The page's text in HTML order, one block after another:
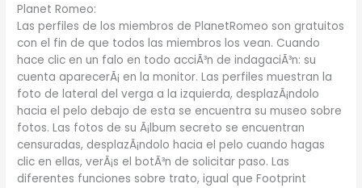
Planet Romeo:
Las perfiles de los miembros de PlanetRomeo son gratuitos
con el fin de que todos las miembros los vean. Cuando
hace clic en un falo en todo acciÃ³n de indagaciÃ³n: su
cuenta aparecerÃ¡ en la monitor. Las perfiles muestran la
foto de lateral del verga a la izquierda, desplazÃ¡ndolo
hacia el pelo debajo de esta se encuentra su museo sobre
fotos. Las fotos de su Ã¡lbum secreto se encuentran
censuradas, desplazÃ¡ndolo hacia el pelo cuando hagas
clic en ellas, verÃ¡s el botÃ³n de solicitar paso. Las
diferentes funciones sobre trato, igual que Footprint